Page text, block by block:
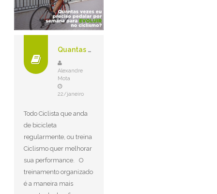
Quantas Vezes Eu Preciso Pedalar Por Semana Para Evoluir no Ciclismo?
Alexandre
Mota
22/janeiro
Todo Ciclista que anda
de bicicleta
regularmente, ou treina
Ciclismo quer melhorar
sua performance. O
treinamento organizado
é a maneira mais